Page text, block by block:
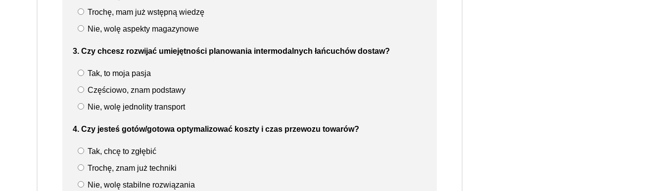
Trochę, mam już wstępną wiedzę
Nie, wolę aspekty magazynowe
3. Czy chcesz rozwijać umiejętności planowania intermodalnych łańcuchów dostaw?
Tak, to moja pasja
Częściowo, znam podstawy
Nie, wolę jednolity transport
4. Czy jesteś gotów/gotowa optymalizować koszty i czas przewozu towarów?
Tak, chcę to zgłębić
Trochę, znam już techniki
Nie, wolę stabilne rozwiązania